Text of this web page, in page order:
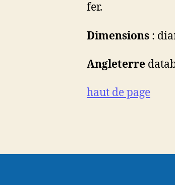
fer.
Dimensions :
Angleterre
haut de page